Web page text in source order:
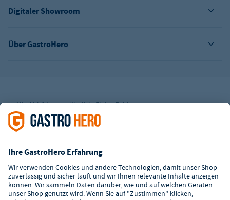
Über GastroHero
Digitaler Showroom
Alle Abbildungen ähnlich. Einige Zahlungsarten
könnenZusatzkostenverursachen.
² Unverbindl. Preisempfehlung des Herstellers
i.H.v. 7,90€ (zzgl. Mwst.)
**Die Tiefpreisgarantie ist nicht mit anderen Aktionen oder
Rabatten kombinierbar.